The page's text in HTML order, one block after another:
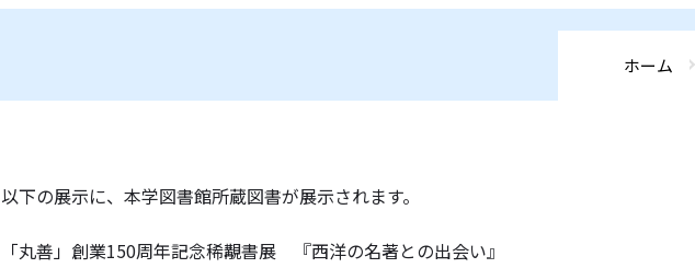
ホーム
以下の展示に、本学図書館所蔵図書が展示されます。
「丸善」創業150周年記念稀覯書展 『西洋の名著との出会い』